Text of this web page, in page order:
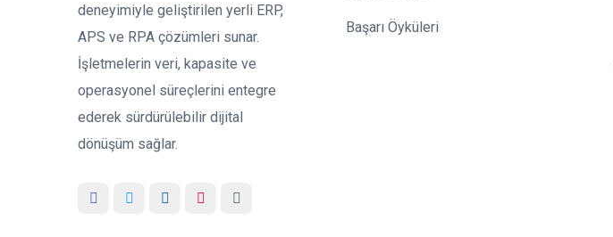
deneyimiyle geliştirilen yerli ERP,
APS ve RPA çözümleri sunar.
İşletmelerin veri, kapasite ve
operasyonel süreçlerini entegre
ederek sürdürülebilir dijital
dönüşüm sağlar.
Başarı Öyküleri